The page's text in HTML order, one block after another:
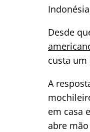
Desde
custa um
A
em casa
abre